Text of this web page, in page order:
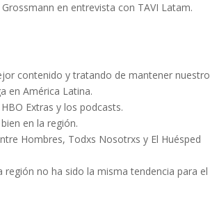
en entrevista con TAVI Latam.
contenido y tratando de mantener nuestro
en América Latina.
Extras y los podcasts.
en la región.
Hombres, Todxs Nosotrxs y El Huésped
región no ha sido la misma tendencia para el